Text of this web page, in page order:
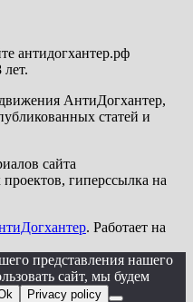
антидогхантер.рф
АнтиДогхантер,
статей и
сайта
гиперссылка на
. Работает на
представления нашего
сайт, мы будем
Privacy policy